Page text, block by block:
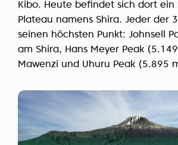
Kibo. Heute befindet sich dort ein
Plateau namens Shira. Jeder der
seinen höchsten Punkt: Johnsell
am Shira, Hans Meyer Peak
Mawenzi und Uhuru Peak (5.895